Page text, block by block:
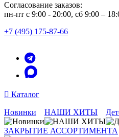
Согласование заказов:
пн-пт с 9:00 - 20:00, сб 9:00 –
+7 (495) 175-87-66
Каталог
Новинки НАШИ ХИТЫ
ЗАКРЫТИЕ АССОРТИМЕНТА